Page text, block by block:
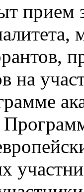
прием
на